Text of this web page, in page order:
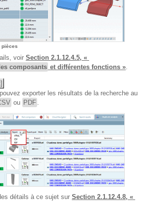
pièces
voir Section 2.1.12.4.5, «
composants et différentes fonctions ».
exporter les résultats de la recherche au
ou PDF .
détails à ce sujet sur Section 2.1.12.4.8, «